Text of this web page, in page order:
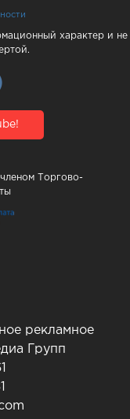
характер и не
Торгово-
рекламное
Групп